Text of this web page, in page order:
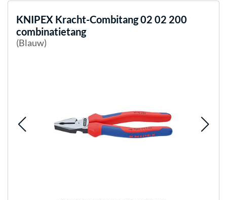
KNIPEX Kracht-Combitang 02 02 200
combinatietang
(Blauw)